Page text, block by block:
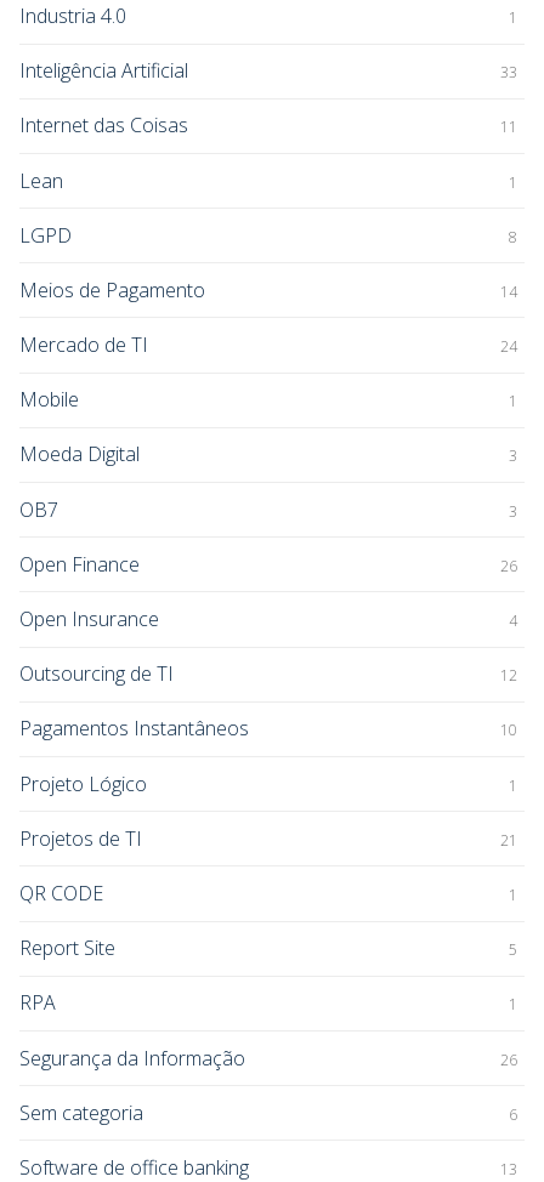
Industria 4.0 1
Inteligência Artificial 33
Internet das Coisas 11
Lean 1
LGPD 8
Meios de Pagamento 14
Mercado de TI 24
Mobile 1
Moeda Digital 3
OB7 3
Open Finance 26
Open Insurance 4
Outsourcing de TI 12
Pagamentos Instantâneos 10
Projeto Lógico 1
Projetos de TI 21
QR CODE 1
Report Site 5
RPA 1
Segurança da Informação 26
Sem categoria 6
Software de office banking 13